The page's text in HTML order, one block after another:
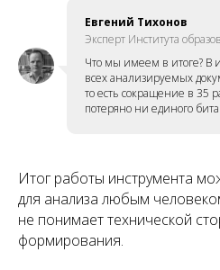
Евгений Тихонов
Эксперт Института
Что мы имеем в итоге? В
всех анализируемых
то есть сокращение в 35
потеряно ни единого
Итог работы инструмента
для анализа любым
не понимает технической
формирования.